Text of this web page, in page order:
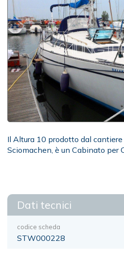
Il Altura 10 prodotto dal
Sciomachen, è un Cabinato per
Dati tecnici
codice scheda
STW000228